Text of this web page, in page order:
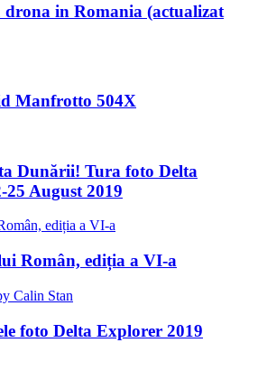
drona in Romania (actualizat
Manfrotto 504X
Dunării! Tura foto Delta
August 2019
Român, ediția a VI-a
foto Delta Explorer 2019